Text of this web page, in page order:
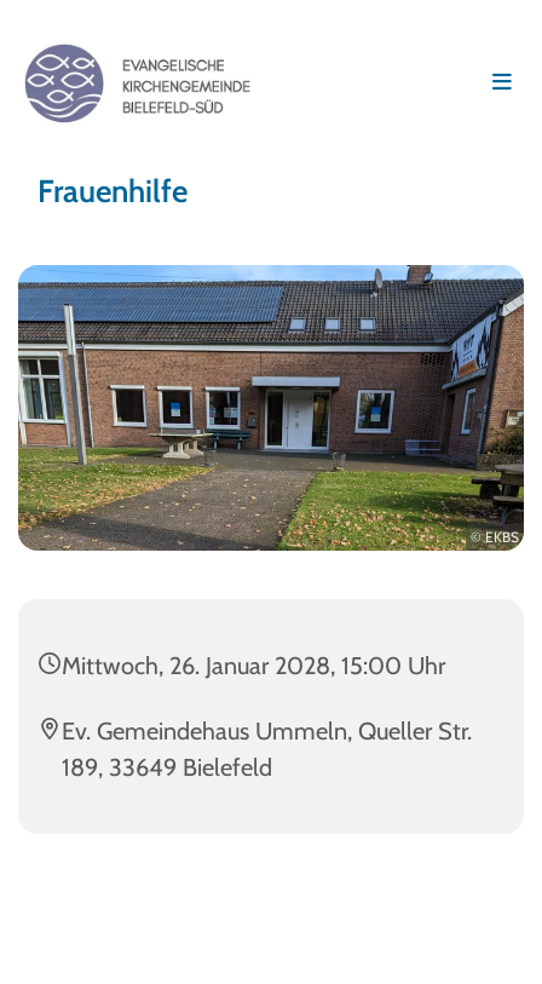
Frauenhilfe
© EKBS
Mittwoch, 26. Januar 2028, 15:00 Uhr
Ev. Gemeindehaus Ummeln, Queller Str.
189, 33649 Bielefeld